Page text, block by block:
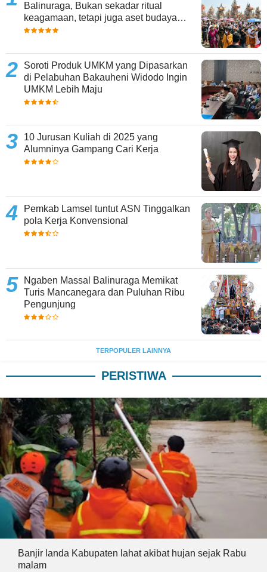
Balinuraga, Bukan sekadar ritual
keagamaan, tetapi juga aset budaya
yang memperkaya keberagaman
Soroti Produk UMKM yang Dipasarkan
di Pelabuhan Bakauheni Widodo Ingin
UMKM Lebih Maju
10 Jurusan Kuliah di 2025 yang
Alumninya Gampang Cari Kerja
Pemkab Lamsel tuntut ASN Tinggalkan
pola Kerja Konvensional
Ngaben Massal Balinuraga Memikat
Turis Mancanegara dan Puluhan Ribu
Pengunjung
TERPOPULER LAINNYA
PERISTIWA
Banjir landa Kabupaten lahat akibat hujan sejak Rabu
malam